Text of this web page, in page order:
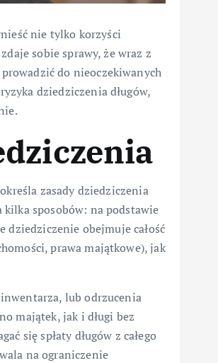
nie tylko korzyści
sobie sprawy, że wraz z
do nieoczekiwanych
dziedziczenia długów,
zasady dziedziczenia
kilka sposobów: na podstawie
dziedziczenie obejmuje całość
prawa majątkowe), jak
lub odrzucenia
majątek, jak i długi bez
się spłaty długów z całego
na ograniczenie